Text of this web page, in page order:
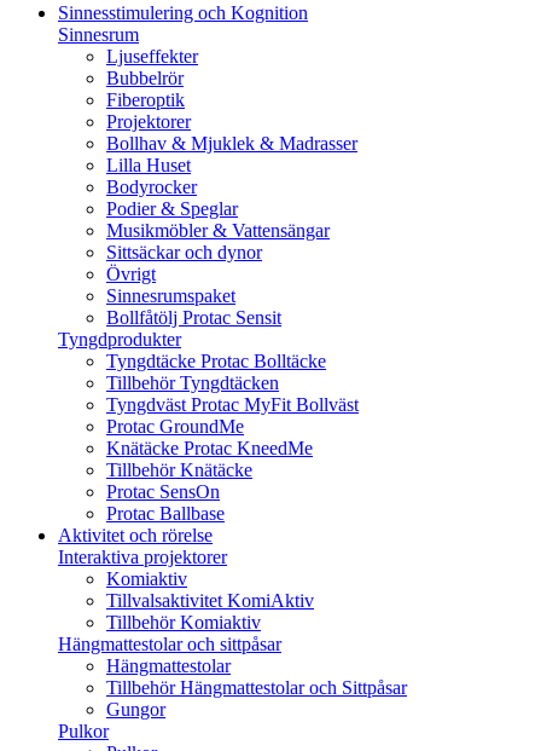
Sinnesstimulering och Kognition
Sinnesrum
Ljuseffekter
Bubbelrör
Fiberoptik
Projektorer
Bollhav & Mjuklek & Madrasser
Lilla Huset
Bodyrocker
Podier & Speglar
Musikmöbler & Vattensängar
Sittsäckar och dynor
Övrigt
Sinnesrumspaket
Bollfåtölj Protac Sensit
Tyngdprodukter
Tyngdtäcke Protac Bolltäcke
Tillbehör Tyngdtäcken
Tyngdväst Protac MyFit Bollväst
Protac GroundMe
Knätäcke Protac KneedMe
Tillbehör Knätäcke
Protac SensOn
Protac Ballbase
Aktivitet och rörelse
Interaktiva projektorer
Komiaktiv
Tillvalsaktivitet KomiAktiv
Tillbehör Komiaktiv
Hängmattestolar och sittpåsar
Hängmattestolar
Tillbehör Hängmattestolar och Sittpåsar
Gungor
Pulkor